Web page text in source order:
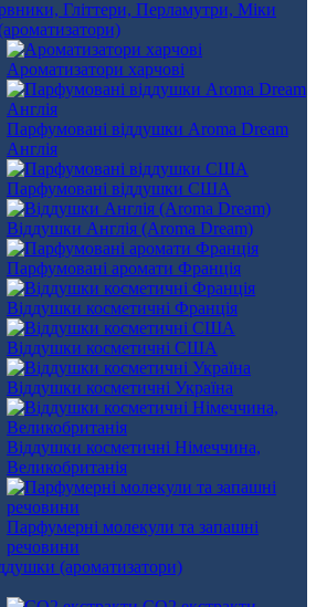
Ароматизатори харчові
Парфумовані віддушки Aroma Dream
Англія
Парфумовані віддушки США
Віддушки Англія (Aroma Dream)
Парфумовані аромати Франція
Віддушки косметичні Франція
Віддушки косметичні США
Віддушки косметичні Україна
Віддушки косметичні Німеччина,
Великобританія
Парфумерні молекули та запашні
речовини